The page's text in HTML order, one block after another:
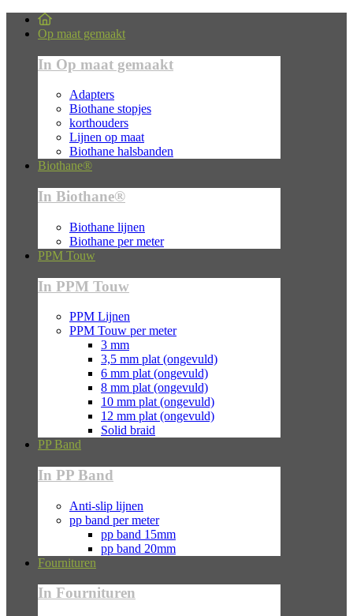
Op maat gemaakt
In Op maat gemaakt
Adapters
Biothane stopjes
korthouders
Lijnen op maat
Biothane halsbanden
Biothane®
In Biothane®
Biothane lijnen
Biothane per meter
PPM Touw
In PPM Touw
PPM Lijnen
PPM Touw per meter
3 mm
3,5 mm plat (ongevuld)
6 mm plat (ongevuld)
8 mm plat (ongevuld)
10 mm plat (ongevuld)
12 mm plat (ongevuld)
Solid braid
PP Band
In PP Band
Anti-slip lijnen
pp band per meter
pp band 15mm
pp band 20mm
Fournituren
In Fournituren